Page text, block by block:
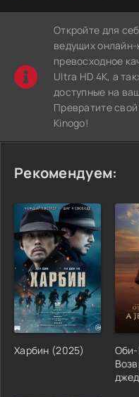
Откройте для
ведущих
превосходное
Ultra HD 4K, а
доступные на
Превратите
Kinogo!
Рекомендуем:
Харбин (2025)
Оби-